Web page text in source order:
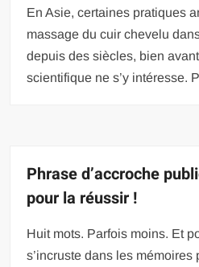
En Asie, certaines pratiques
massage du cuir chevelu
depuis des siècles, bien
scientifique ne s’y intéresse.
Phrase d’accroche
pour la réussir !
Huit mots. Parfois moins. Et
s’incruste dans les